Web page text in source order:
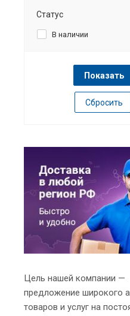
Статус
В наличии
Сбросить
Цель нашей компании —
предложение широкого
товаров и услуг на